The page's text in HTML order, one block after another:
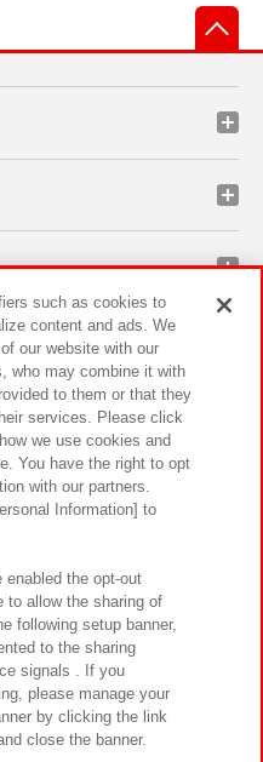
ィ サイトポリシー
クセシビリティ方針と検証結果
よくあるご質問・お問い合わせ
Inc.
such as cookies to
content and ads. We
our website with our
who may combine it with
to them or that they
services. Please click
we use cookies and
You have the right to opt
with our partners.
Information] to
enabled the opt-out
to allow the sharing of
following setup banner,
to the sharing
signals . If you
please manage your
by clicking the link
close the banner.